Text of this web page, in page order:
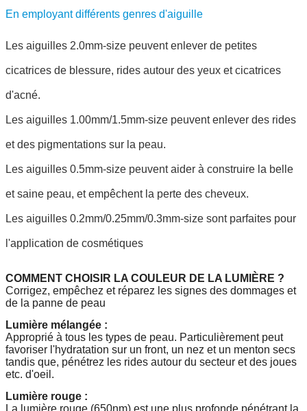
En employant différents genres d'aiguille
Les aiguilles 2.0mm-size peuvent enlever de petites
cicatrices de blessure, rides autour des yeux et cicatrices
d'acné.
Les aiguilles 1.00mm/1.5mm-size peuvent enlever des rides
et des pigmentations sur la peau.
Les aiguilles 0.5mm-size peuvent aider à construire la belle
et saine peau, et empêchent la perte des cheveux.
Les aiguilles 0.2mm/0.25mm/0.3mm-size sont parfaites pour
l'application de cosmétiques
COMMENT CHOISIR LA COULEUR DE LA LUMIÈRE ?
Corrigez, empêchez et réparez les signes des dommages et
de la panne de peau
Lumière mélangée :
Approprié à tous les types de peau. Particulièrement peut
favoriser l'hydratation sur un front, un nez et un menton secs
tandis que, pénétrez les rides autour du secteur et des joues
etc. d'oeil.
Lumière rouge :
La lumière rouge (650nm) est une plus profonde pénétrant la